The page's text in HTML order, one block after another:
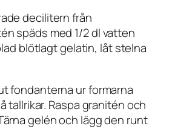
decilitern från
späds med 1/2 dl vatten
blötlagt gelatin, låt stelna
fondanterna ur formarna
tallrikar. Raspa granitén och
gelén och lägg den runt